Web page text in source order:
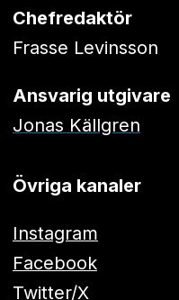
Chefredaktör
Frasse Levinsson
Ansvarig utgivare
Jonas Källgren
Övriga kanaler
Instagram
Facebook
Twitter/X